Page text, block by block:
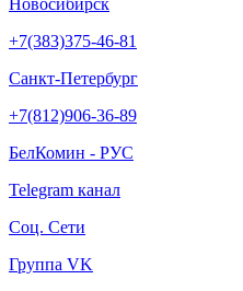
Новосибирск
+7(383)375-46-81
Санкт-Петербург
+7(812)906-36-89
БелКомин - РУС
Telegram канал
Соц. Сети
Группа VK